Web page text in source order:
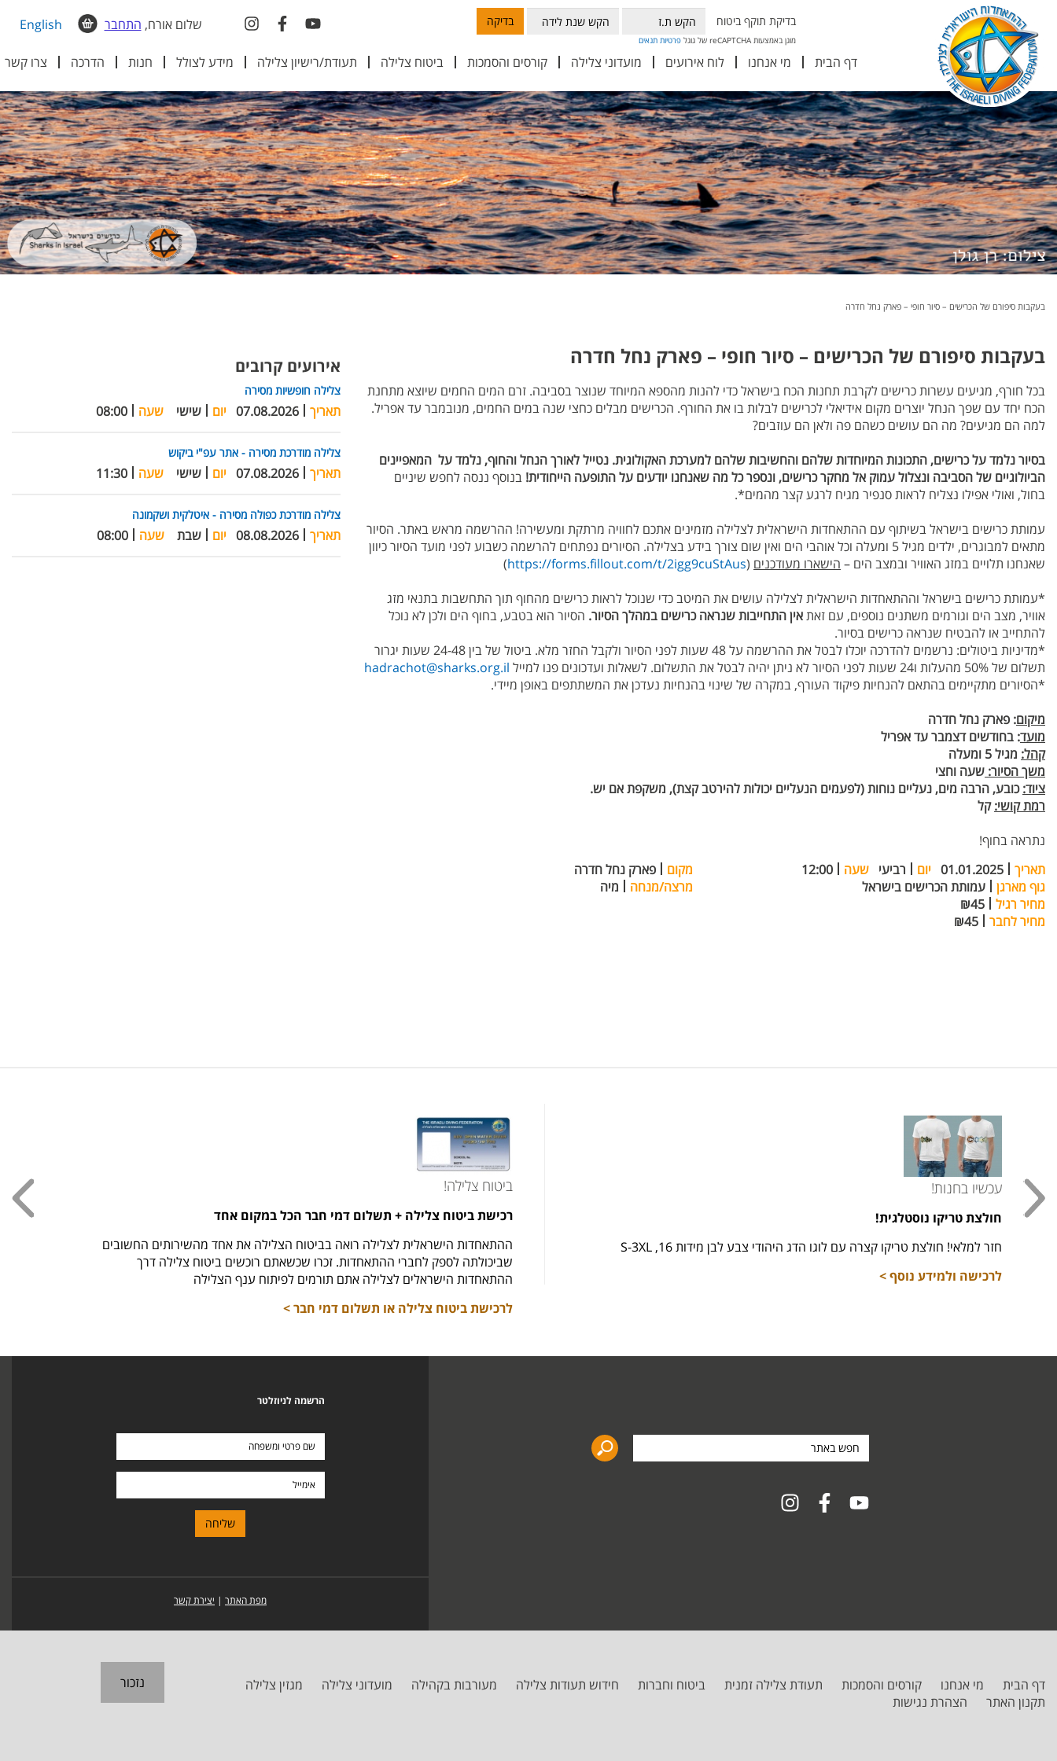
בדיקת תוקף ביטוח בדיקה
מוגן באמצעות reCAPTCHA של גוגל פרטיות תנאים
English שלום אורח, התחבר
דף הבית מי אנחנו לוח אירועים מועדוני צלילה קורסים והסמכות ביטוח צלילה תעודת/רישיון צלילה מידע לצולל חנות הדרכה צרו קשר
בעקבות סיפורם של הכרישים – סיור חופי – פארק נחל חדרה
בעקבות סיפורם של הכרישים – סיור חופי – פארק נחל חדרה
בכל חורף, מגיעים עשרות כרישים לקרבת תחנות הכח בישראל כדי להנות מהספא המיוחד שנוצר בסביבה. זרם המים החמים שיוצא מתחנת
הכח יחד עם שפך הנחל יוצרים מקום אידיאלי לכרישים לבלות בו את החורף. הכרישים מבלים כחצי שנה במים החמים, מנובמבר עד אפריל.
למה הם מגיעים? מה הם עושים כשהם פה ולאן הם עוזבים?
בסיור נלמד על כרישים, התכונות המיוחדות שלהם והחשיבות שלהם למערכת האקולוגית. נטייל לאורך הנחל והחוף, נלמד על המאפיינים
הביולוגיים של הסביבה ונצלול עמוק אל מחקר כרישים, ונספר כל מה שאנחנו יודעים על התופעה הייחודית! בנוסף ננסה לחפש שיניים
בחול, ואולי אפילו נצליח לראות סנפיר מגיח לרגע קצר מהמים*.
עמותת כרישים בישראל בשיתוף עם ההתאחדות הישראלית לצלילה מזמינים אתכם לחוויה מרתקת ומעשירה! ההרשמה מראש באתר. הסיור
מתאים למבוגרים, ילדים מגיל 5 ומעלה וכל אוהבי הים ואין שום צורך בידע בצלילה. הסיורים נפתחים להרשמה כשבוע לפני מועד הסיור כיוון
שאנחנו תלויים במזג האוויר ובמצב הים – הישארו מעודכנים (
https://forms.fillout.com/t/2igg9cuStAus
)
*עמותת כרישים בישראל וההתאחדות הישראלית לצלילה עושים את המיטב כדי שנוכל לראות כרישים מהחוף תוך התחשבות בתנאי מזג
אוויר, מצב הים וגורמים משתנים נוספים, עם זאתאין התחייבות שנראה כרישים במהלך הסיור. הסיור הוא בטבע, בחוף הים ולכן לא נוכל
להתחייב או להבטיח שנראה כרישים בסיור.
*מדיניות ביטולים: נרשמים להדרכה יוכלו לבטל את ההרשמה על 48 שעות לפני הסיור ולקבל החזר מלא. ביטול של בין 24-48 שעות יגרור
תשלום של 50% מהעלות ו24 שעות לפני הסיור לא ניתן יהיה לבטל את התשלום. לשאלות ועדכונים פנו למייל
hadrachot@sharks.org.il
*הסיורים מתקיימים בהתאם להנחיות פיקוד העורף, במקרה של שינוי בהנחיות נעדכן את המשתתפים באופן מיידי.
מיקום: פארק נחל חדרה
מועד: בחודשים דצמבר עד אפריל
קהל: מגיל 5 ומעלה
משך הסיור: שעה וחצי
ציוד:כובע, הרבה מים, נעליים נוחות (לפעמים הנעליים יכולות להירטב קצת), משקפת אם יש.
רמת קושי:קל
נתראה בחוף!
תאריך
01.01.2025 יום רביעי שעה 12:00 מקום
פארק נחל חדרה
גוף מארגן
עמותת הכרישים בישראל מרצה/מנחה
מיה
מחיר רגיל
₪45
מחיר לחבר
₪45
אירועים קרובים
צלילה חופשיות מסירה
תאריך 07.08.2026 יום שישי שעה 08:00
צלילה מודרכת מסירה - אתר עפ"י ביקוש
תאריך 07.08.2026 יום שישי שעה 11:30
צלילה מודרכת כפולה מסירה - איטלקית ושקמונה
תאריך 08.08.2026 יום שבת שעה 08:00
עכשיו בחנות!
חולצת טריקו נוסטלגית!
חזר למלאי! חולצת טריקו קצרה עם לוגו הדג היהודי צבע לבן מידות 16, S-3XL
לרכישה ולמידע נוסף >
ביטוח צלילה!
רכישת ביטוח צלילה + תשלום דמי חבר הכל במקום אחד
ההתאחדות הישראלית לצלילה רואה בביטוח הצלילה את אחד מהשירותים החשובים
שביכולתה לספק לחברי ההתאחדות. זכרו שכשאתם רוכשים ביטוח צלילה דרך
ההתאחדות הישראלים לצלילה אתם תורמים לפיתוח ענף הצלילה
לרכישת ביטוח צלילה או תשלום דמי חבר >
חפש
באתר
הרשמה לניוזלטר
מפת האתר | יצירת קשר
דף הבית מי אנחנו קורסים והסמכות תעודת צלילה זמנית ביטוח וחברות חידוש תעודות צלילה מעורבות בקהילה מועדוני צלילה
מגזין צלילה
תקנון האתר
הצהרת נגישות
נזכור